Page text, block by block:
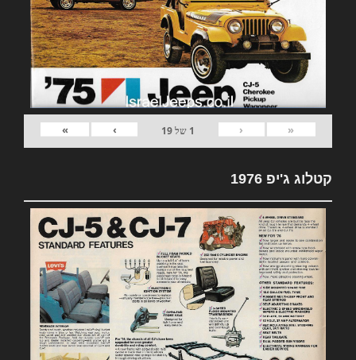
«
‹
1 של19
›
»
קטלוג ג'יפ 1976